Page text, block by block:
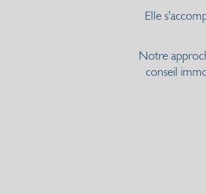
Elle
Notre
conseil